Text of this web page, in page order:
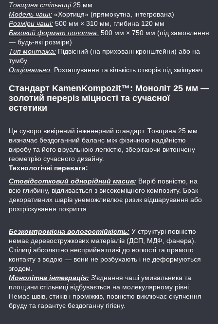
Товщина стільниці25 мм
Модель чаші: «Хортиця» (прямокутна, інтегрована)
Розміри чаші: 500 мм × 310 мм, глибина 120 мм
Базовий формат полотна: 500 мм × 750 мм (під замовлення
— будь-які розміри)
Тип монтажа: Підвісний (на приховані кронштейни) або на
тумбу
Опціонально: Розташування та кількість отворів під змішувач
Стандарт KamenKompozit™: Моноліт 25 мм —
золотий переріз міцності та сучасної
естетики
Це суворо вивірений інженерний стандарт. Товщина 25 мм
визначає бездоганний баланс між фізичною надійністю
виробу та його візуальною легкістю, зберігаючи витончену
геометрію сучасного дизайну.
Технологічні переваги:
Стовідсотковий однорідний масив: Виріб повністю, на
всю глибину, відливається з високоміцного композиту. Брак
декоративних шарів унеможливлює ризик відшарування або
розтріскування покриття.
Безкомпромісна вологостійкість: У структурі повністю
немає деревостружкових матеріалів (ДСП, МДФ, фанера).
Стілиці абсолютно несприйнятливі до вогкості та прямого
контакту з водою — вони не розбухають і не деформуються
згодом.
Монолітна інтеграція: З'єднання чаші умивальника та
площини стільниці відбувається на молекулярному рівні.
Немає швів, стиків і проміжків, повністю виключає скупчення
бруду та гарантує бездоганну гігієну.